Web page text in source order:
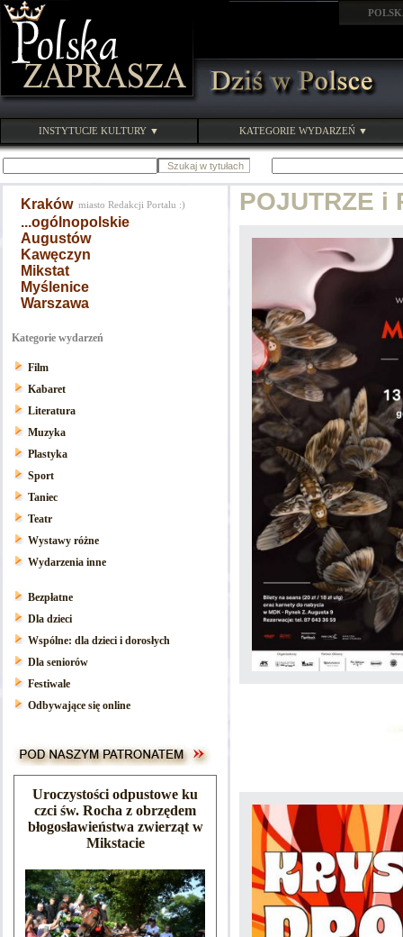
INSTYTUCJE KULTURY ▼ KATEGORIE WYDARZEŃ ▼
Kraków miasto Redakcji Portalu :)
...ogólnopolskie
Augustów
Kawęczyn
Mikstat
Myślenice
Warszawa
Kategorie wydarzeń
Film
Kabaret
Literatura
Muzyka
Plastyka
Sport
Taniec
Teatr
Wystawy różne
Wydarzenia inne
Bezpłatne
Dla dzieci
Wspólne: dla dzieci i dorosłych
Dla seniorów
Festiwale
Odbywające się online
Uroczystości odpustowe ku
czci św. Rocha z obrzędem
błogosławieństwa zwierząt w
Mikstacie
POJUTRZE i